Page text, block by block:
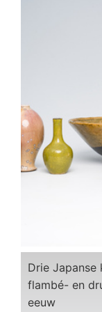
Drie Japanse
flambé- en
eeuw